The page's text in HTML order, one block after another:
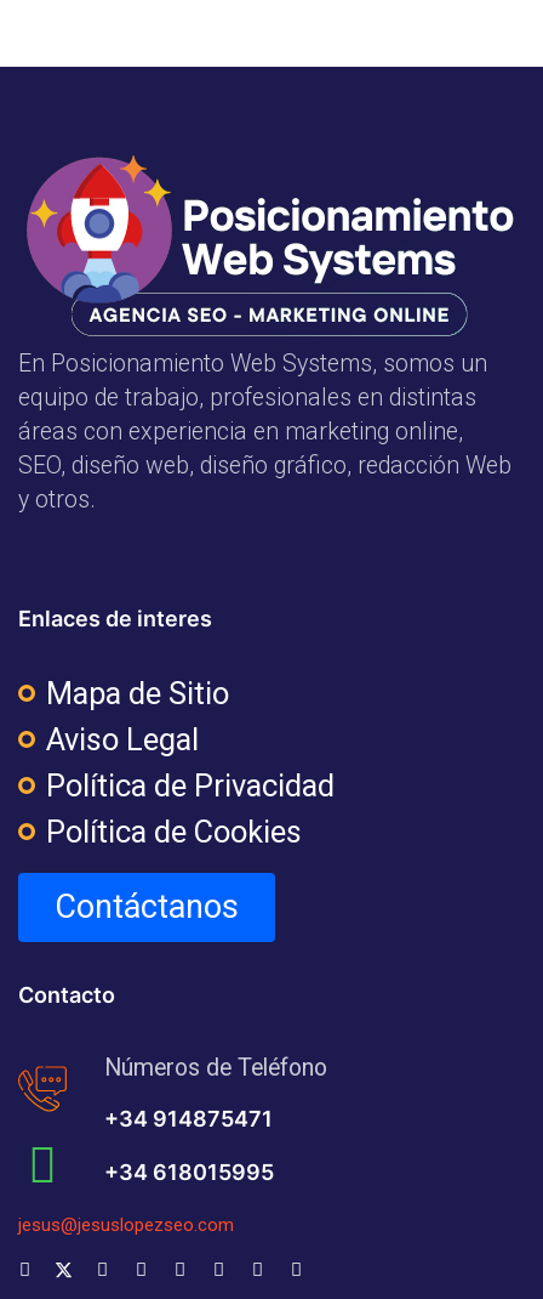
En Posicionamiento Web Systems, somos un
equipo de trabajo, profesionales en distintas
áreas con experiencia en marketing online,
SEO, diseño web, diseño gráfico, redacción Web
y otros.
Enlaces de interes
Mapa de Sitio
Aviso Legal
Política de Privacidad
Política de Cookies
Contáctanos
Contacto
Números de Teléfono
+34 914875471
+34 618015995
jesus@jesuslopezseo.com